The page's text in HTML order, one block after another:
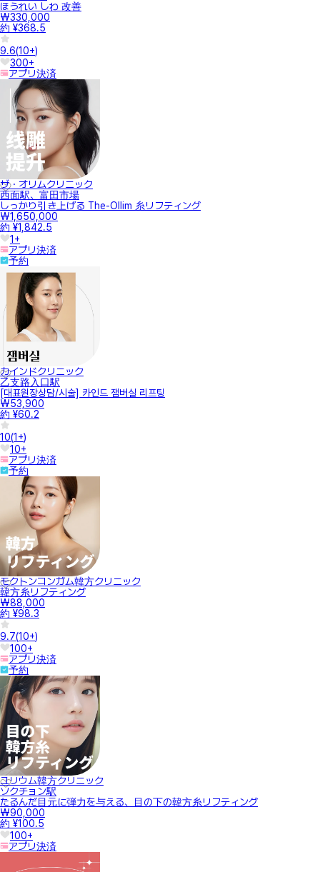
ほうれい しわ 改善
₩330,000
約 ¥368.5
9.6(10+)
300+
アプリ決済
ザ・オリムクリニック
西面駅、富田市場
しっかり引き上げる The-Ollim 糸リフティング
₩1,650,000
約 ¥1,842.5
1+
アプリ決済
予約
カインドクリニック
乙支路入口駅
[대표원장상담/시술] 카인드 잼버실 리프팅
₩53,900
約 ¥60.2
10(1+)
10+
アプリ決済
予約
モクトンコンガム韓方クリニック
韓方糸リフティング
₩88,000
約 ¥98.3
9.7(10+)
100+
アプリ決済
予約
ユリウム韓方クリニック
ソクチョン駅
たるんだ目元に弾力を与える、目の下の韓方糸リフティング
₩90,000
約 ¥100.5
100+
アプリ決済